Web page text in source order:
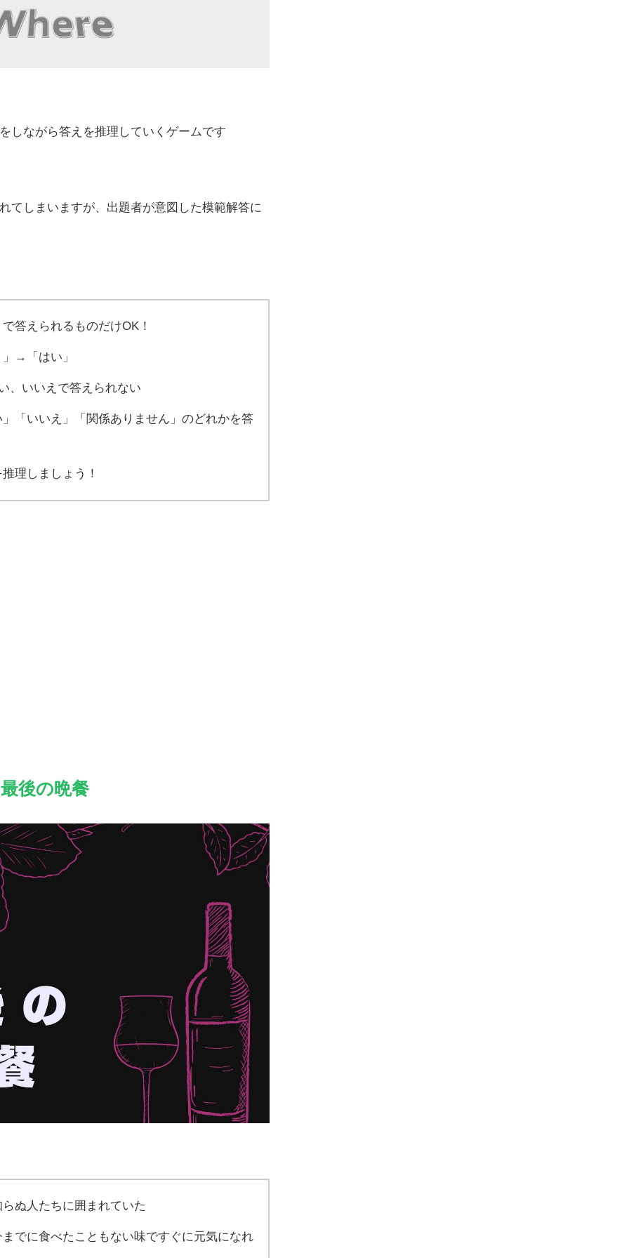
しながら答えを推理していくゲームです
てしまいますが、出題者が意図した模範解答に
答えられるものだけOK！
→「はい」
いいえで答えられない
「いいえ」「関係ありません」のどれかを答
理しましょう！
最後の晩餐
ぬ人たちに囲まれていた
でに食べたこともない味ですぐに元気になれ